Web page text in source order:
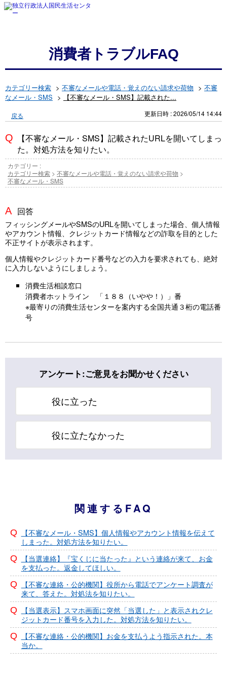
消費者トラブルFAQ
カテゴリー検索 > 不審なメールや電話・覚えのない請求や荷物 > 不審
なメール・SMS > 【不審なメール・SMS】記載された...
戻る 更新日時 : 2026/05/14 14:44
【不審なメール・SMS】記載されたURLを開いてしまっ
た。対処方法を知りたい。
カテゴリー :
カテゴリー検索 > 不審なメールや電話・覚えのない請求や荷物 >
不審なメール・SMS
回答
フィッシングメールやSMSのURLを開いてしまった場合、個人情報
やアカウント情報、クレジットカード情報などの詐取を目的とした
不正サイトが表示されます。
個人情報やクレジットカード番号などの入力を要求されても、絶対
に入力しないようにしましょう。
消費生活相談窓口
消費者ホットライン 「１８８（いやや！）」番
※最寄りの消費生活センターを案内する全国共通３桁の電話番
号
アンケート:ご意見をお聞かせください
役に立った
役に立たなかった
関連するFAQ
【不審なメール・SMS】個人情報やアカウント情報を伝えて
しまった。対処方法を知りたい。
【当選連絡】『宝くじに当たった』という連絡が来て、お金
を支払った。返金してほしい。
【不審な連絡・公的機関】役所から電話でアンケート調査が
来て、答えた。対処法を知りたい。
【当選表示】スマホ画面に突然「当選した」と表示されクレ
ジットカード番号を入力した。対処方法を知りたい。
【不審な連絡・公的機関】お金を支払うよう指示された。本
当か。